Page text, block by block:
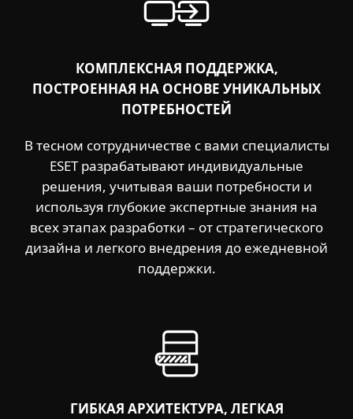
КОМПЛЕКСНАЯ ПОДДЕРЖКА,
ПОСТРОЕННАЯ НА ОСНОВЕ УНИКАЛЬНЫХ
ПОТРЕБНОСТЕЙ
В тесном сотрудничестве с вами специалисты
ESET разрабатывают индивидуальные
решения, учитывая ваши потребности и
используя глубокие экспертные знания на
всех этапах разработки – от стратегического
дизайна и легкого внедрения до ежедневной
поддержки.
ГИБКАЯ АРХИТЕКТУРА, ЛЕГКАЯ